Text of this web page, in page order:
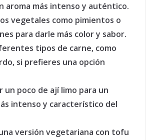
aroma más intenso y auténtico.
vegetales como pimientos o
para darle más color y sabor.
tipos de carne, como
si prefieres una opción
un poco de ají limo para un
intenso y característico del
versión vegetariana con tofu